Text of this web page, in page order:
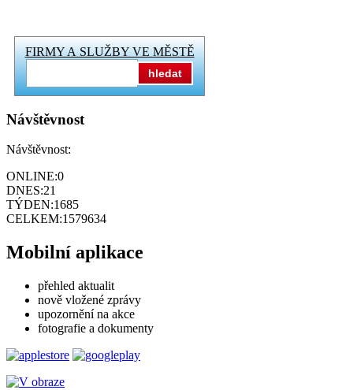
FIRMY A SLUŽBY VE MĚSTĚ
hledat
Návštěvnost
Návštěvnost:
ONLINE:0
DNES:21
TÝDEN:1685
CELKEM:1579634
Mobilní aplikace
přehled aktualit
nově vložené zprávy
upozornění na akce
fotografie a dokumenty